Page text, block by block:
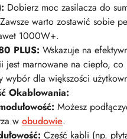
Dobierz moc zasilacza do
warto zostawić sobie
1000W+.
PLUS: Wskazuje na
jest marnowane na ciepło,
wybór dla większości
Okablowania:
Możesz
w obudowie.
Część kabli (np.